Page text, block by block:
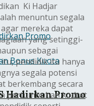
Hadirkan Promo
Ki Hadjar
menuntun segala
mereka dapat
yang setinggi-
sebagai
pendidik itu hanya
segala potensi
berkembang secara
pertumbuhan kodrat